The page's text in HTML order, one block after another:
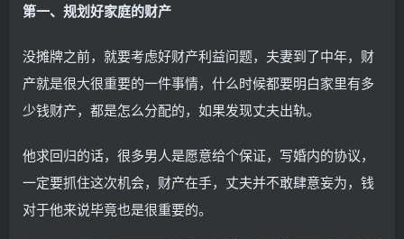
第一、规划好家庭的财产
没摊牌之前，就要考虑好财产利益问题，夫妻到了中年，财
产就是很大很重要的一件事情，什么时候都要明白家里有多
少钱财产，都是怎么分配的，如果发现丈夫出轨。
他求回归的话，很多男人是愿意给个保证，写婚内的协议，
一定要抓住这次机会，财产在手，丈夫并不敢肆意妄为，钱
对于他来说毕竟也是很重要的。